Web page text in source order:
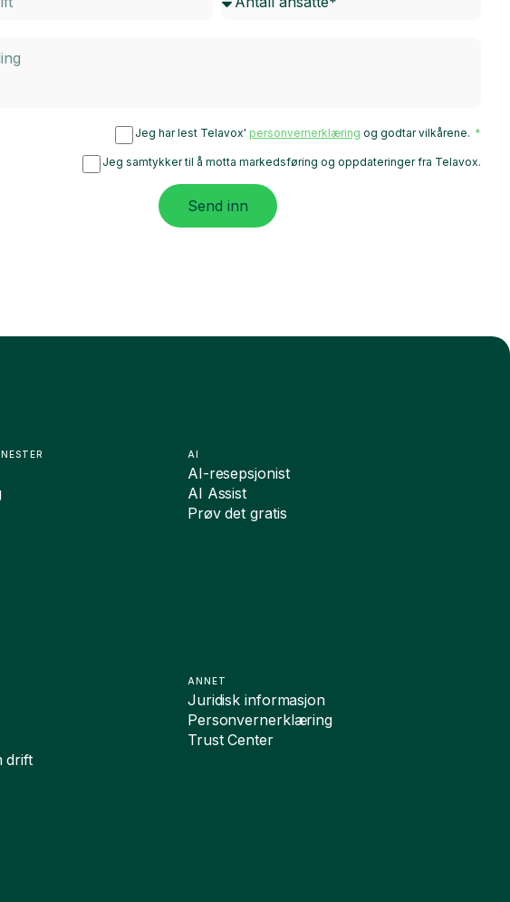
Jeg har lest Telavox' personvernerklæring og godtar vilkårene.
Jeg samtykker til å motta markedsføring og oppdateringer fra Telavox.
Send inn
drift
AI
AI-resepsjonist
AI Assist
Prøv det gratis
ANNET
Juridisk informasjon
Personvernerklæring
Trust Center